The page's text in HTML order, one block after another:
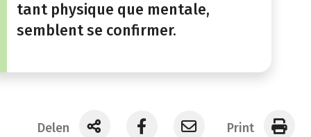
tant physique que mentale,
semblent se confirmer.
Delen Print